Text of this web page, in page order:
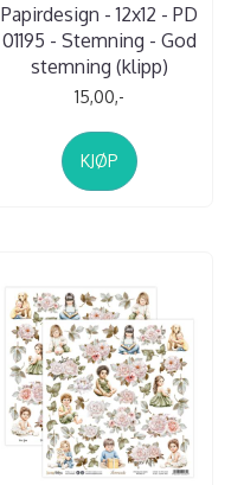
Papirdesign - 12x12 - PD
01195 - Stemning - God
stemning (klipp)
15,00,-
KJØP